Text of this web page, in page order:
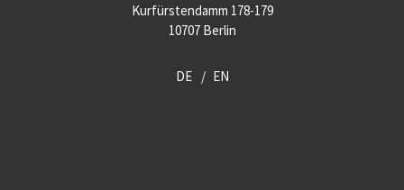
Kurfürstendamm 178-179
10707 Berlin
DE EN